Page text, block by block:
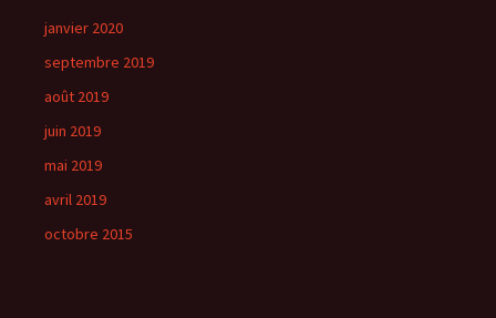
janvier 2020
septembre 2019
août 2019
juin 2019
mai 2019
avril 2019
octobre 2015